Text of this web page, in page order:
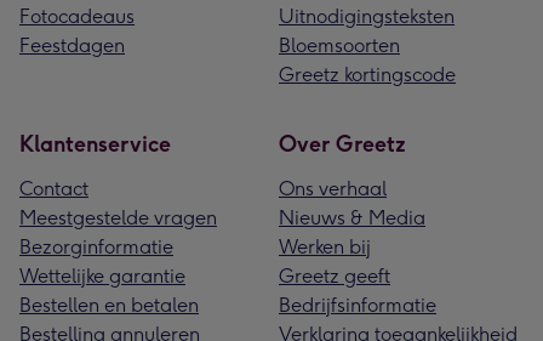
Fotocadeaus
Feestdagen
Uitnodigingsteksten
Bloemsoorten
Greetz kortingscode
Klantenservice
Contact
Meestgestelde vragen
Bezorginformatie
Wettelijke garantie
Bestellen en betalen
Bestelling annuleren
Over Greetz
Ons verhaal
Nieuws & Media
Werken bij
Greetz geeft
Bedrijfsinformatie
Verklaring toegankelijkheid